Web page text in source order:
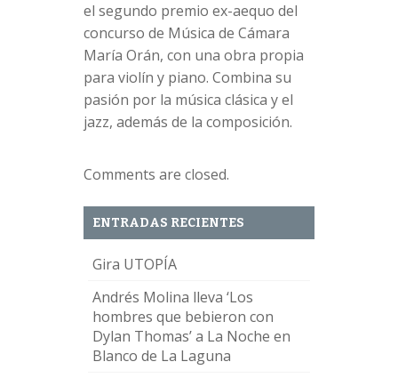
el segundo premio ex-aequo del
concurso de Música de Cámara
María Orán, con una obra propia
para violín y piano. Combina su
pasión por la música clásica y el
jazz, además de la composición.
Comments are closed.
ENTRADAS RECIENTES
Gira UTOPÍA
Andrés Molina lleva ‘Los
hombres que bebieron con
Dylan Thomas’ a La Noche en
Blanco de La Laguna